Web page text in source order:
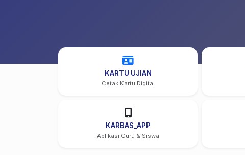
KARTU UJIAN
Cetak Kartu Digital
KARBAS_APP
Aplikasi Guru & Siswa